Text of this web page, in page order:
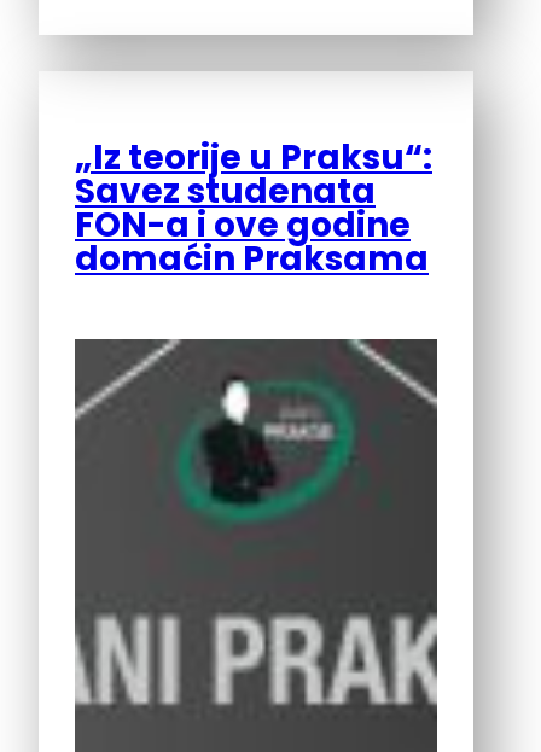
„Iz teorije u Praksu“:
Savez studenata
FON-a i ove godine
domaćin Praksama